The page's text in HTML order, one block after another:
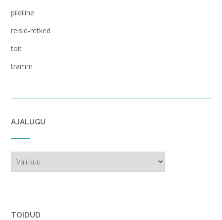
pildiline
reisid-retked
toit
tramm
AJALUGU
TOIDUD